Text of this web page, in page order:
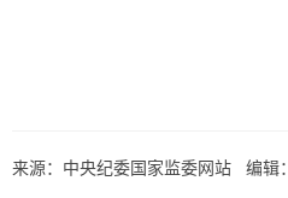
来源：中央纪委国家监委网站 编辑：